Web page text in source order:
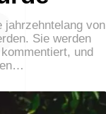
jahrzehntelang von
Sie werden
und